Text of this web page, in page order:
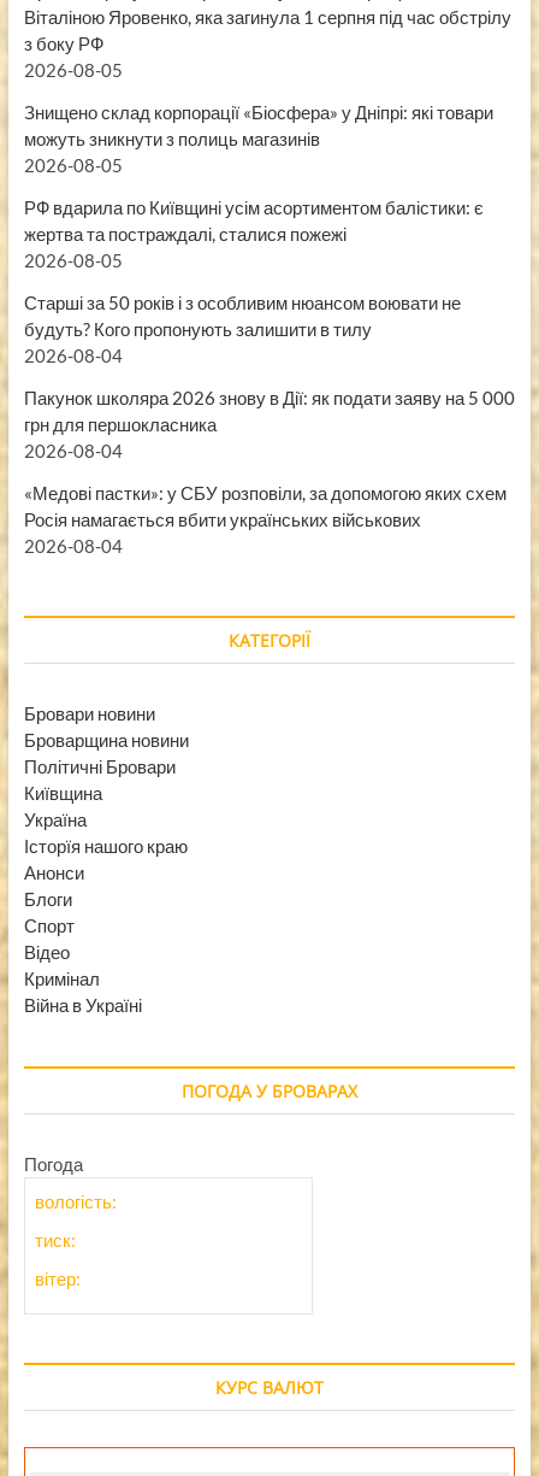
Віталіною Яровенко, яка загинула 1 серпня під час обстрілу
з боку РФ
2026-08-05
Знищено склад корпорації «Біосфера» у Дніпрі: які товари
можуть зникнути з полиць магазинів
2026-08-05
РФ вдарила по Київщині усім асортиментом балістики: є
жертва та постраждалі, сталися пожежі
2026-08-05
Старші за 50 років і з особливим нюансом воювати не
будуть? Кого пропонують залишити в тилу
2026-08-04
Пакунок школяра 2026 знову в Дії: як подати заяву на 5 000
грн для першокласника
2026-08-04
«Медові пастки»: у СБУ розповіли, за допомогою яких схем
Росія намагається вбити українських військових
2026-08-04
КАТЕГОРІЇ
Бровари новини
Броварщина новини
Політичні Бровари
Київщина
Україна
Історїя нашого краю
Анонси
Блоги
Спорт
Відео
Кримінал
Війна в Україні
ПОГОДА У БРОВАРАХ
Погода
вологість:
тиск:
вітер:
КУРС ВАЛЮТ